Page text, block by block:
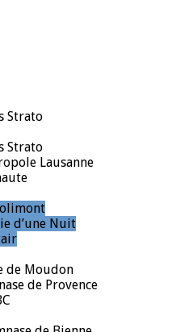
Strato
Strato
Lausanne
d’une Nuit
de Moudon
de Provence